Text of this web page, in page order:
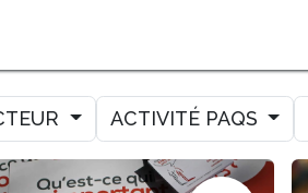
ACTIVITÉ PAQS